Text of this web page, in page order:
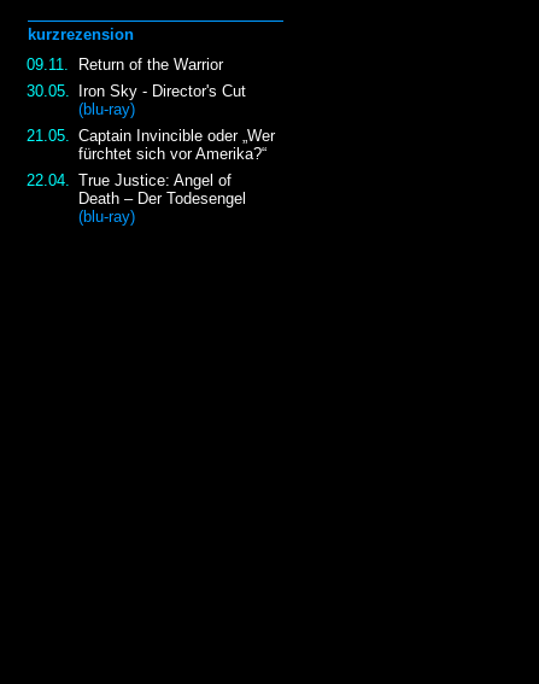
kurzrezension
09.11.
Return of the Warrior
30.05.
Iron Sky - Director's Cut
(blu-ray)
21.05.
Captain Invincible oder „Wer
fürchtet sich vor Amerika?“
22.04.
True Justice: Angel of
Death – Der Todesengel
(blu-ray)